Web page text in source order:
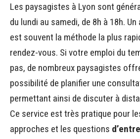
Les paysagistes à Lyon sont
du lundi au samedi, de 8h à 18h.
est souvent la méthode la plus
rendez-vous. Si votre emploi du
pas, de nombreux paysagistes
possibilité de planifier une
permettant ainsi de discuter à
Ce service est très pratique pour
approches et les questions